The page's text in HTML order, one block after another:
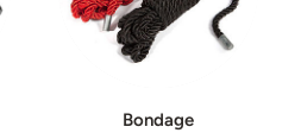
Bondage